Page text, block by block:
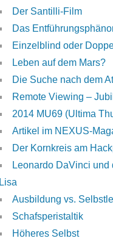
Der Santilli-Film
Das
Einzelblind oder
Leben auf dem Mars?
Die Suche nach dem
Remote Viewing –
2014 MU69 (Ultima
Artikel im NEXUS-
Der Kornkreis am
Leonardo DaVinci und
Lisa
Ausbildung vs.
Schafsperistaltik
Höheres Selbst